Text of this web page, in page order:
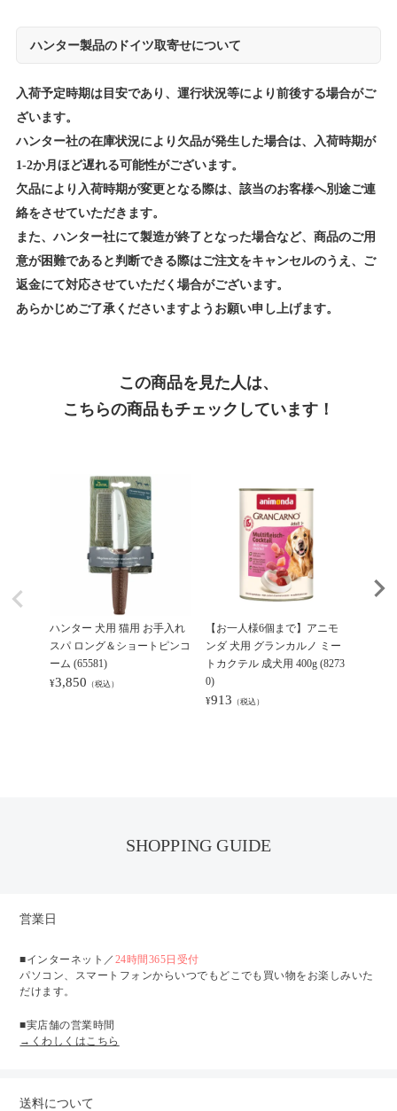
ハンター製品のドイツ取寄せについて
入荷予定時期は目安であり、運行状況等により前後する場合がご
ざいます。
ハンター社の在庫状況により欠品が発生した場合は、入荷時期が
1-2か月ほど遅れる可能性がございます。
欠品により入荷時期が変更となる際は、該当のお客様へ別途ご連
絡をさせていただきます。
また、ハンター社にて製造が終了となった場合など、商品のご用
意が困難であると判断できる際はご注文をキャンセルのうえ、ご
返金にて対応させていただく場合がございます。
あらかじめご了承くださいますようお願い申し上げます。
この商品を見た人は、
こちらの商品もチェックしています！
ハンター 犬用 猫用 お手入れ
スパ ロング＆ショートピンコ
ーム (65581)
¥3,850 （税込）
【お一人様6個まで】アニモ
ンダ 犬用 グランカルノ ミー
トカクテル 成犬用 400g (8273
0)
¥913 （税込）
SHOPPING GUIDE
営業日
■インターネット／ 24時間365日受付
パソコン、スマートフォンからいつでもどこでも買い物をお楽しみいた
だけます。
■実店舗の営業時間
→くわしくはこちら
送料について